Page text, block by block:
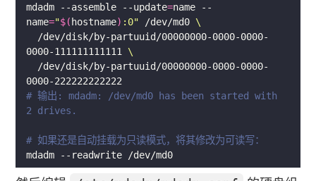
mdadm --assemble --update=name --
name="$( hostname) :0" /dev/md0
0000-111111111111
# 输出: mdadm: /dev/md0 has been started with
2 drives.
# 如果还是自动挂载为只读模式，将其修改为可读写：
mdadm --readwrite /dev/md0